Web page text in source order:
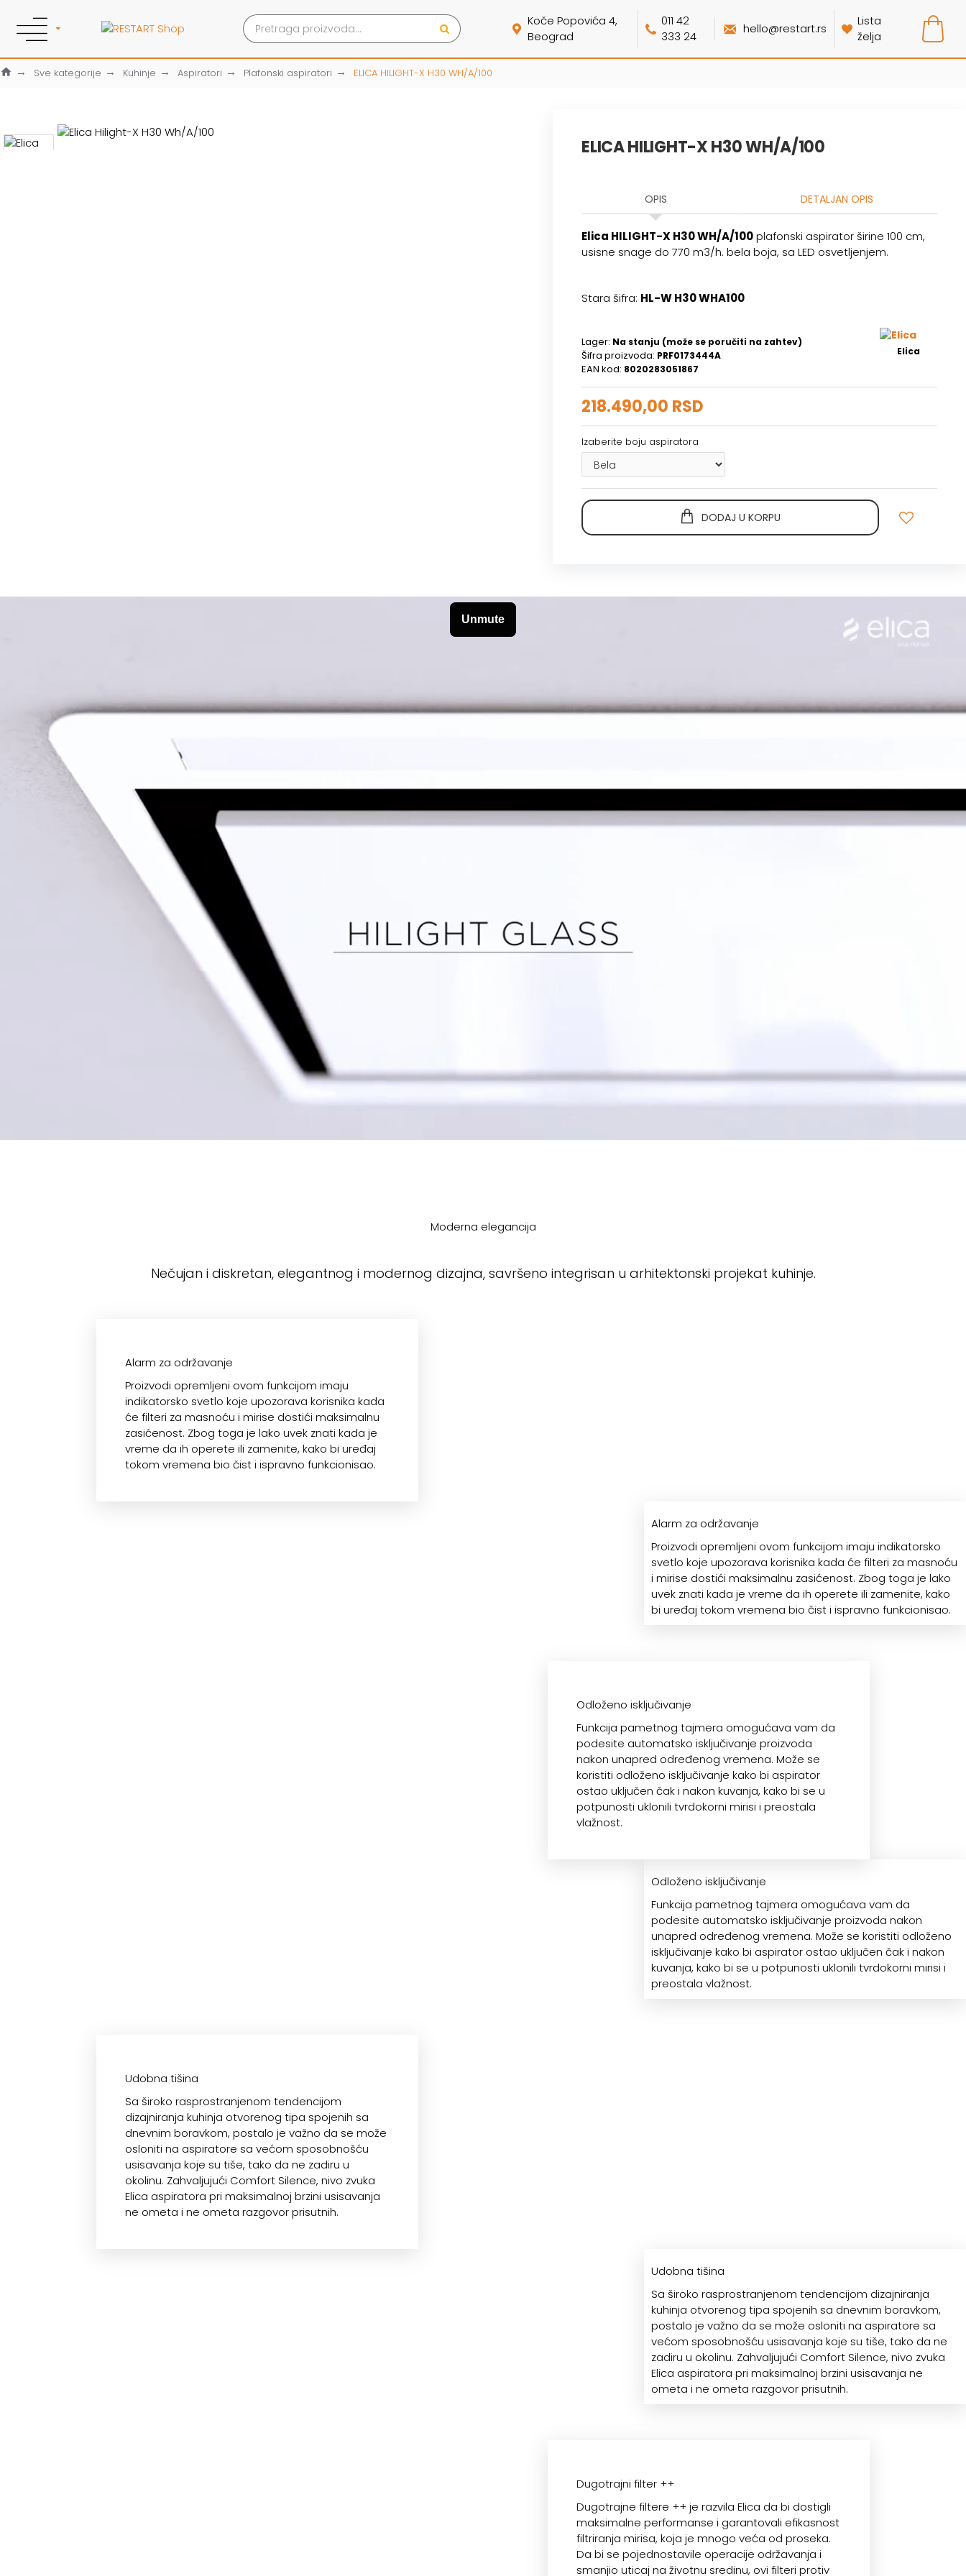
Koče Popovića 4,
Beograd
011 42
333 24
hello@restart.rs
Lista
želja
Sve kategorije Kuhinje Aspiratori Plafonski aspiratori ELICA HILIGHT-X H30 WH/A/100
ELICA HILIGHT-X H30 WH/A/100
OPIS DETALJAN OPIS
Elica HILIGHT-X H30 WH/A/100plafonski aspirator širine 100 cm,
usisne snage do 770 m3/h. bela boja, sa LED osvetljenjem.
Stara šifra: HL-W H30 WHA100
Lager: Na stanju (može se poručiti na zahtev)
Šifra proizvoda: PRF0173444A
EAN kod: 8020283051867
Elica
218.490,00 RSD
Izaberite boju aspiratora
DODAJ U KORPU
Moderna elegancija
Nečujan i diskretan, elegantnog i modernog dizajna, savršeno integrisan u arhitektonski projekat kuhinje.
Alarm za održavanje
Proizvodi opremljeni ovom funkcijom imaju
indikatorsko svetlo koje upozorava korisnika kada
će filteri za masnoću i mirise dostići maksimalnu
zasićenost. Zbog toga je lako uvek znati kada je
vreme da ih operete ili zamenite, kako bi uređaj
tokom vremena bio čist i ispravno funkcionisao.
Alarm za održavanje
Proizvodi opremljeni ovom funkcijom imaju indikatorsko
svetlo koje upozorava korisnika kada će filteri za masnoću
i mirise dostići maksimalnu zasićenost. Zbog toga je lako
uvek znati kada je vreme da ih operete ili zamenite, kako
bi uređaj tokom vremena bio čist i ispravno funkcionisao.
Odloženo isključivanje
Funkcija pametnog tajmera omogućava vam da
podesite automatsko isključivanje proizvoda
nakon unapred određenog vremena. Može se
koristiti odloženo isključivanje kako bi aspirator
ostao uključen čak i nakon kuvanja, kako bi se u
potpunosti uklonili tvrdokorni mirisi i preostala
vlažnost.
Odloženo isključivanje
Funkcija pametnog tajmera omogućava vam da
podesite automatsko isključivanje proizvoda nakon
unapred određenog vremena. Može se koristiti odloženo
isključivanje kako bi aspirator ostao uključen čak i nakon
kuvanja, kako bi se u potpunosti uklonili tvrdokorni mirisi i
preostala vlažnost.
Udobna tišina
Sa široko rasprostranjenom tendencijom
dizajniranja kuhinja otvorenog tipa spojenih sa
dnevnim boravkom, postalo je važno da se može
osloniti na aspiratore sa većom sposobnošću
usisavanja koje su tiše, tako da ne zadiru u
okolinu. Zahvaljujući Comfort Silence, nivo zvuka
Elica aspiratora pri maksimalnoj brzini usisavanja
ne ometa i ne ometa razgovor prisutnih.
Udobna tišina
Sa široko rasprostranjenom tendencijom dizajniranja
kuhinja otvorenog tipa spojenih sa dnevnim boravkom,
postalo je važno da se može osloniti na aspiratore sa
većom sposobnošću usisavanja koje su tiše, tako da ne
zadiru u okolinu. Zahvaljujući Comfort Silence, nivo zvuka
Elica aspiratora pri maksimalnoj brzini usisavanja ne
ometa i ne ometa razgovor prisutnih.
Dugotrajni filter ++
Dugotrajne filtere ++ je razvila Elica da bi dostigli
maksimalne performanse i garantovali efikasnost
filtriranja mirisa, koja je mnogo veća od proseka.
Da bi se pojednostavile operacije održavanja i
smanjio uticaj na životnu sredinu, ovi filteri protiv